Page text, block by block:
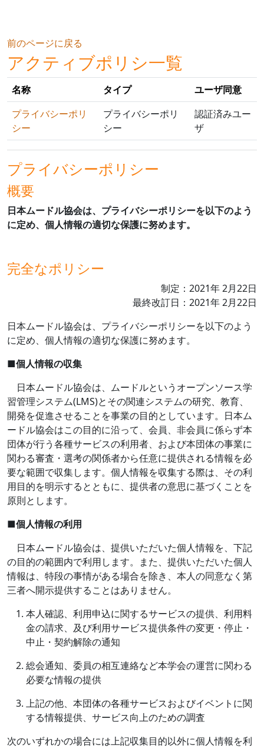
前のページに戻る
アクティブポリシ一覧
名称 タイプ
ユーザ同意
プライバシーポリ
シー
プライバシーポリ
シー
認証済みユー
ザ
プライバシーポリシー
概要
日本ムードル協会は、プライバシーポリシーを以下のよう
に定め、個人情報の適切な保護に努めます。
完全なポリシー
制定： 2021年2月22日
最終改訂日： 2021年2月22日
日本ムードル協会は、プライバシーポリシーを以下のよう
に定め、個人情報の適切な保護に努めます。
■個人情報の収集
日本ムードル協会は、ムードルというオープンソース学
習管理システム(LMS)とその関連システムの研究、教育、
開発を促進させることを事業の目的としています。日本ム
ードル協会はこの目的に沿って、会員、非会員に係らず本
団体が行う各種サービスの利用者、および本団体の事業に
関わる審査・選考の関係者から任意に提供される情報を必
要な範囲で収集します。個人情報を収集する際は、その利
用目的を明示するとともに、提供者の意思に基づくことを
原則とします。
■個人情報の利用
日本ムードル協会は、提供いただいた個人情報を、下記
の目的の範囲内で利用します。また、提供いただいた個人
情報は、特段の事情がある場合を除き、本人の同意なく第
三者へ開示提供することはありません。
本人確認、利用申込に関するサービスの提供、利用料
金の請求、及び利用サービス提供条件の変更・停止・
中止・契約解除の通知
総会通知、委員の相互連絡など本学会の運営に関わる
必要な情報の提供
上記の他、本団体の各種サービスおよびイベントに関
する情報提供、サービス向上のための調査
次のいずれかの場合には上記収集目的以外に個人情報を利